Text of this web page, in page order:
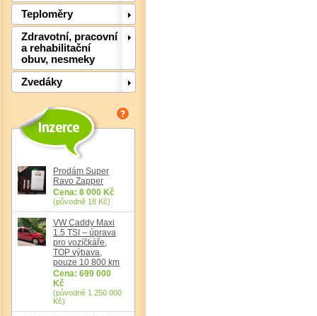
Teploměry
Zdravotní, pracovní
a rehabilitační
obuv, nesmeky
Zvedáky
Prodám Super
Ravo Zapper
Cena: 8 000 Kč
(původně 18 Kč)
VW Caddy Maxi
1.5 TSI – úprava
pro vozíčkáře,
TOP výbava,
pouze 10 800 km
Cena: 699 000
Kč
(původně 1 250 000
Kč)